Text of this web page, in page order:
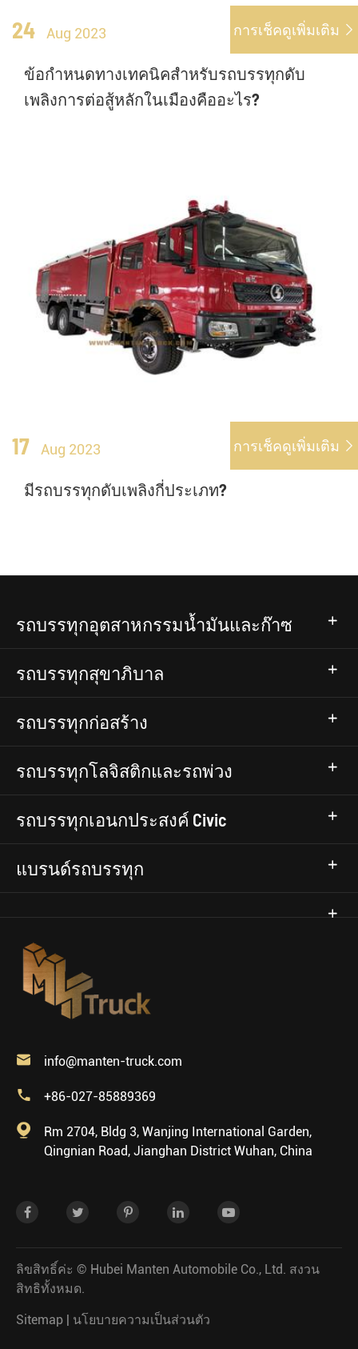
24 Aug 2023 การเช็คดูเพิ่มเติม 
ข้อกำหนดทางเทคนิคสำหรับรถบรรทุกดับ
เพลิงการต่อสู้หลักในเมืองคืออะไร?
17 Aug 2023 การเช็คดูเพิ่มเติม 
มีรถบรรทุกดับเพลิงกี่ประเภท?
รถบรรทุกอุตสาหกรรมน้ำมันและก๊าซ
รถบรรทุกสุขาภิบาล
รถบรรทุกก่อสร้าง
รถบรรทุกโลจิสติกและรถพ่วง
รถบรรทุกเอนกประสงค์ Civic
แบรนด์รถบรรทุก
 info@manten-truck.com
 +86-027-85889369

Rm 2704, Bldg 3, Wanjing International Garden,
Qingnian Road, Jianghan District Wuhan, China
ลิขสิทธิ์ค่ะ © Hubei Manten Automobile Co., Ltd. สงวน
สิทธิทั้งหมด.
Sitemap | นโยบายความเป็นส่วนตัว